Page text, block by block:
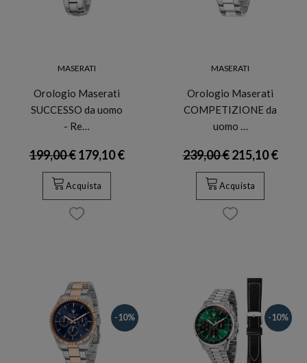
MASERATI
Orologio Maserati
SUCCESSO da uomo
- Re…
199,00 €179,10 €
Acquista
MASERATI
Orologio Maserati
COMPETIZIONE da
uomo …
239,00 €215,10 €
Acquista
-10% -10%